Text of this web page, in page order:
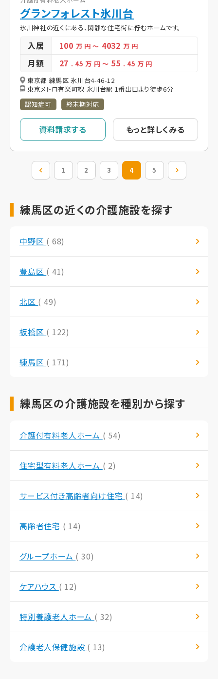
グランフォレスト氷川台
氷川神社の近くにある、閑静な住宅街に佇むホームです。
入居 100 万 円～ 4032 万 円
月額 27 . 45万 円 ～ 55 . 45 万 円
東京都 練馬区 氷川台4-46-12
東京メトロ有楽町線 氷川台駅 1番出口より徒歩6分
認知症可
終末期対応
資料請求する もっと詳しくみる
前の20件
1 2 3 4 5
練馬区の近くの介護施設を探す
中野区 ( 68)
豊島区 ( 41)
北区 ( 49)
板橋区 ( 122)
練馬区 ( 171)
練馬区の介護施設を種別から探す
介護付有料老人ホーム ( 54)
住宅型有料老人ホーム ( 2)
サービス付き高齢者向け住宅 ( 14)
高齢者住宅 ( 14)
グループホーム ( 30)
ケアハウス ( 12)
特別養護老人ホーム ( 32)
介護老人保健施設 ( 13)